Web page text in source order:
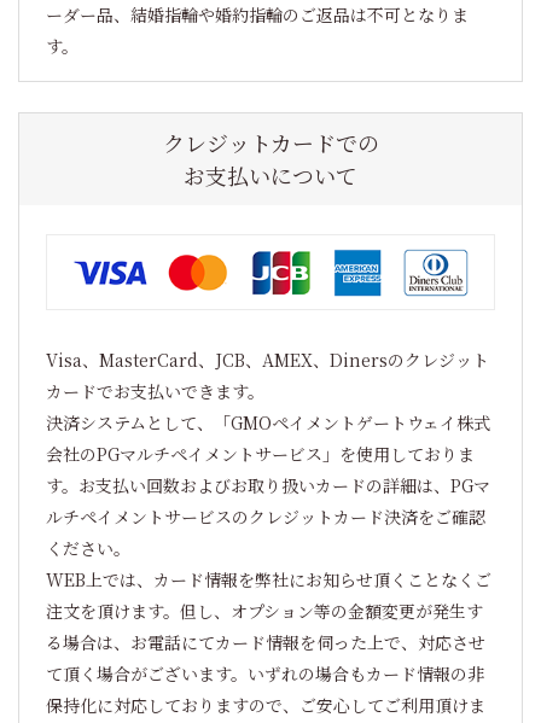
ーダー品、結婚指輪や婚約指輪のご返品は不可となりま
す。
クレジットカードでの
お支払いについて
Visa、MasterCard、JCB、AMEX、Dinersのクレジット
カードでお支払いできます。
決済システムとして、「GMOペイメントゲートウェイ株式
会社のPGマルチペイメントサービス」を使用しておりま
す。お支払い回数およびお取り扱いカードの詳細は、PGマ
ルチペイメントサービスのクレジットカード決済をご確認
ください。
WEB上では、カード情報を弊社にお知らせ頂くことなくご
注文を頂けます。但し、オプション等の金額変更が発生す
る場合は、お電話にてカード情報を伺った上で、対応させ
て頂く場合がございます。いずれの場合もカード情報の非
保持化に対応しておりますので、ご安心してご利用頂けま